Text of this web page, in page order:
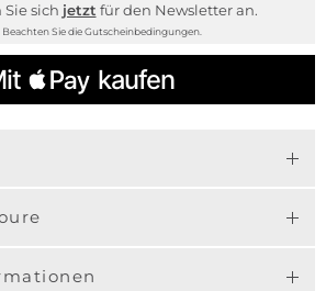
sich jetzt für den Newsletter an.
Beachten Sie die Gutscheinbedingungen.